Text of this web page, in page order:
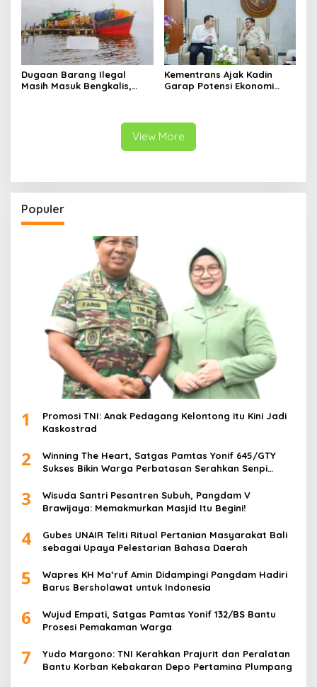
Dugaan Barang Ilegal
Masih Masuk Bengkalis,
Kementrans Ajak Kadin
Garap Potensi Ekonomi
View More
Populer
1
Promosi TNI: Anak Pedagang Kelontong itu Kini Jadi
Kaskostrad
2
Winning The Heart, Satgas Pamtas Yonif 645/GTY
Sukses Bikin Warga Perbatasan Serahkan Senpi
3
Wisuda Santri Pesantren Subuh, Pangdam V
Brawijaya: Memakmurkan Masjid Itu Begini!
4
Gubes UNAIR Teliti Ritual Pertanian Masyarakat Bali
sebagai Upaya Pelestarian Bahasa Daerah
5
Wapres KH Ma’ruf Amin Didampingi Pangdam Hadiri
Barus Bersholawat untuk Indonesia
6
Wujud Empati, Satgas Pamtas Yonif 132/BS Bantu
Prosesi Pemakaman Warga
7
Yudo Margono: TNI Kerahkan Prajurit dan Peralatan
Bantu Korban Kebakaran Depo Pertamina Plumpang